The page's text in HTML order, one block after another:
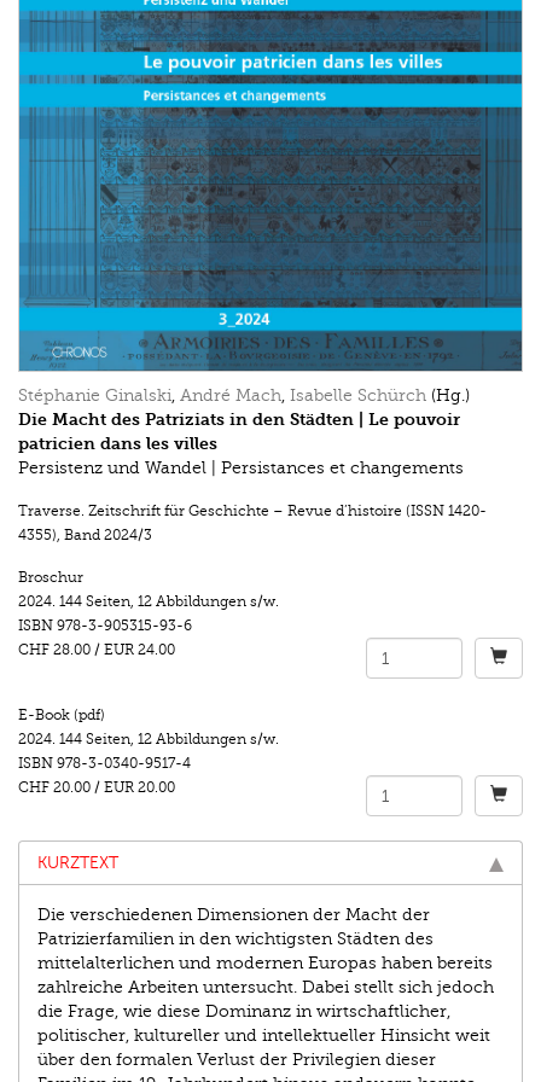
Stéphanie Ginalski, André Mach, Isabelle Schürch (Hg.)
Die Macht des Patriziats in den Städten | Le pouvoir
patricien dans les villes
Persistenz und Wandel | Persistances et changements
Traverse. Zeitschrift für Geschichte – Revue d’histoire (ISSN 1420-
4355), Band 2024/3
Broschur
2024. 144 Seiten, 12 Abbildungen s/w.
ISBN 978-3-905315-93-6
CHF 28.00 / EUR 24.00
E-Book (pdf)
2024. 144 Seiten, 12 Abbildungen s/w.
ISBN 978-3-0340-9517-4
CHF 20.00 / EUR 20.00
KURZTEXT
Die verschiedenen Dimensionen der Macht der
Patrizierfamilien in den wichtigsten Städten des
mittelalterlichen und modernen Europas haben bereits
zahlreiche Arbeiten untersucht. Dabei stellt sich jedoch
die Frage, wie diese Dominanz in wirtschaftlicher,
politischer, kultureller und intellektueller Hinsicht weit
über den formalen Verlust der Privilegien dieser